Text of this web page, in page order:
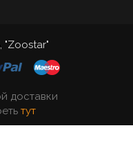
"Zoostar"
доставки
тут